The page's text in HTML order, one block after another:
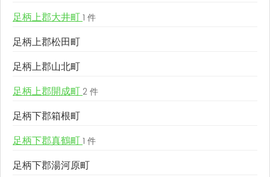
足柄上郡大井町 1 件
足柄上郡松田町
足柄上郡山北町
足柄上郡開成町 2 件
足柄下郡箱根町
足柄下郡真鶴町 1 件
足柄下郡湯河原町